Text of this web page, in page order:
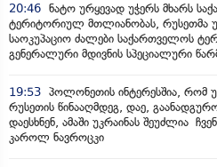
20:46 ნატო ურყევად უჭერს მხარს
ტერიტორიულ მთლიანობას, რუსეთმა
საოკუპაციო ძალები საქართველოს
გენერალური მდივნის სპეციალური
19:53 პოლონეთის ინტერესშია, რომ
რუსეთის წინააღმდეგ, დაე,
დაესხნენ, ამაში უკრაინას შეუძლია
კაროლ ნავროცკი